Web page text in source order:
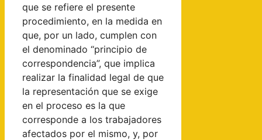
que se refiere el presente
procedimiento, en la medida en
que, por un lado, cumplen con
el denominado “principio de
correspondencia”, que implica
realizar la finalidad legal de que
la representación que se exige
en el proceso es la que
corresponde a los trabajadores
afectados por el mismo, y, por